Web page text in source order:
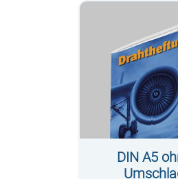
DIN A5